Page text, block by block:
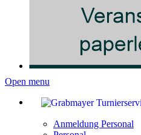
Open menu
Anmeldung Personal